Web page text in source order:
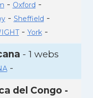
- Oxford -
- Sheffield -
- York-
- 1 webs
-
del Congo -